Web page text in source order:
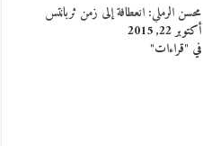
محسن الرملي: انعطافة إلى زمن ثربانتس
أكتوبر 22, 2015
في "قراءات"